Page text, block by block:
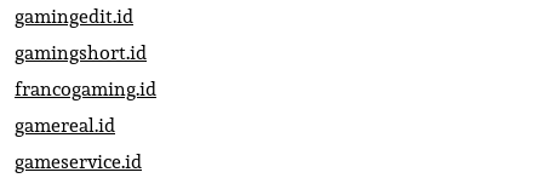
gamingedit.id
gamingshort.id
francogaming.id
gamereal.id
gameservice.id